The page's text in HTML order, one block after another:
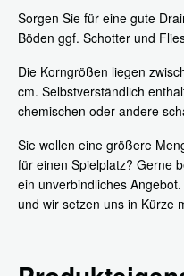
Sorgen Sie für eine gute
Böden ggf. Schotter und
Die Korngrößen liegen
cm. Selbstverständlich
chemischen oder andere
Sie wollen eine größere
für einen Spielplatz? Gerne
ein unverbindliches
und wir setzen uns in Kürze